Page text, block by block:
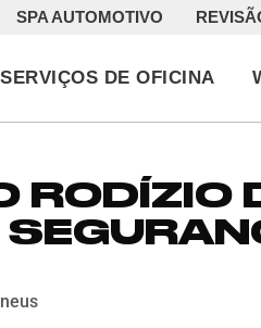
SPA AUTOMOTIVO
SERVIÇOS DE OFICINA
RODÍZIO